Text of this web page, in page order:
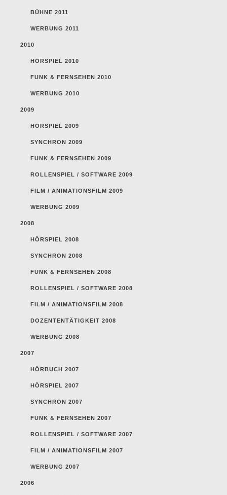
BÜHNE 2011
WERBUNG 2011
2010
HÖRSPIEL 2010
FUNK & FERNSEHEN 2010
WERBUNG 2010
2009
HÖRSPIEL 2009
SYNCHRON 2009
FUNK & FERNSEHEN 2009
ROLLENSPIEL / SOFTWARE 2009
FILM / ANIMATIONSFILM 2009
WERBUNG 2009
2008
HÖRSPIEL 2008
SYNCHRON 2008
FUNK & FERNSEHEN 2008
ROLLENSPIEL / SOFTWARE 2008
FILM / ANIMATIONSFILM 2008
DOZENTENTÄTIGKEIT 2008
WERBUNG 2008
2007
HÖRBUCH 2007
HÖRSPIEL 2007
SYNCHRON 2007
FUNK & FERNSEHEN 2007
ROLLENSPIEL / SOFTWARE 2007
FILM / ANIMATIONSFILM 2007
WERBUNG 2007
2006